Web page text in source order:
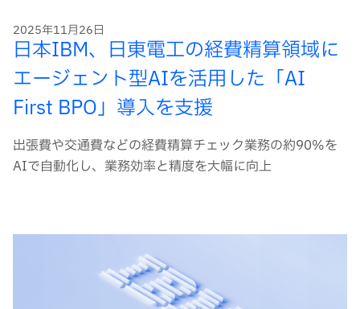
2025年11月26日
日本IBM、日東電工の経費精算領域に
エージェント型AIを活用した「AI
First BPO」導入を支援
出張費や交通費などの経費精算チェック業務の約90%を
AIで自動化し、業務効率と精度を大幅に向上